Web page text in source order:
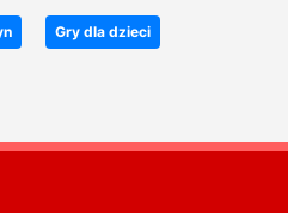
Gry dla dzieci